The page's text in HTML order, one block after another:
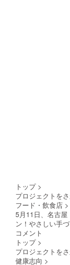
トップ >
プロジェクトを
フード・飲食店 >
5月11日、名古
ン！やさしい手
コメント
トップ >
プロジェクトを
健康志向 >